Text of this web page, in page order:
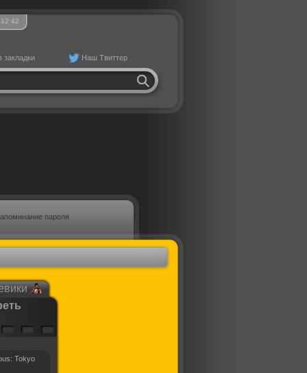
12 42
закладки Наш Твиттер
пароля
Tokyo